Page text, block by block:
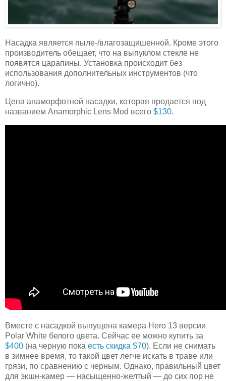
Насадка является пыле-/влагозащишенной. Кроме этого
производитель обещает, что на выпуклом стекле не
появятся царапины. Установка происходит без
использования дополнительных инструментов (что
логично).
Цена анаморфотной насадки, которая продается под
названием Anamorphic Lens Mod всего $130.
Вместе с насадкой выпущена камера Hero 13 версии
Polar White белого цвета. Сейчас ее можно купить за
$400 (на черную пока есть скидка $70). Если не снимать
в зимнее время, то такой цвет легче искать в траве или
грязи, по сравнению с черным. Однако, правильный цвет
для экшн-камер — насыщенно-желтый — до сих пор не